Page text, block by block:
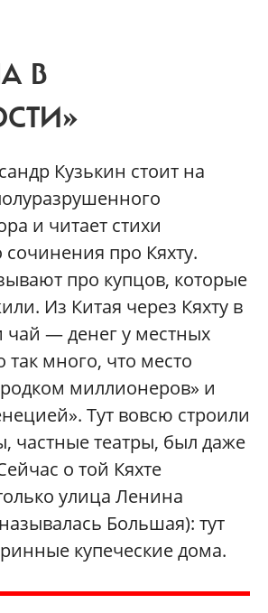
В
Кузькин стоит на
и читает стихи
сочинения про Кяхту.
про купцов, которые
Из Китая через Кяхту в
чай — денег у местных
много, что место
миллионеров» и
Тут вовсю строили
частные театры, был даже
о той Кяхте
улица Ленина
Большая): тут
купеческие дома.